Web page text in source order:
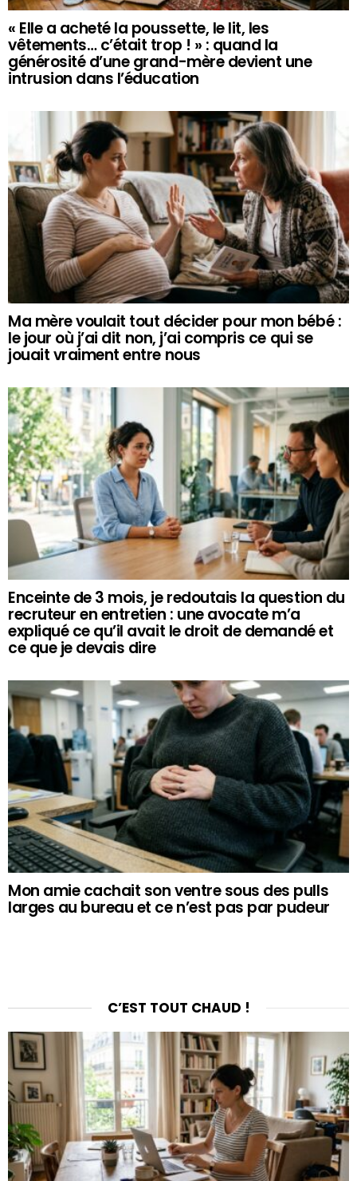
« Elle a acheté la poussette, le lit, les
vêtements… c’était trop ! » : quand la
générosité d’une grand-mère devient une
intrusion dans l’éducation
Ma mère voulait tout décider pour mon bébé :
le jour où j’ai dit non, j’ai compris ce qui se
jouait vraiment entre nous
Enceinte de 3 mois, je redoutais la question du
recruteur en entretien : une avocate m’a
expliqué ce qu’il avait le droit de demandé et
ce que je devais dire
Mon amie cachait son ventre sous des pulls
larges au bureau et ce n’est pas par pudeur
C’EST TOUT CHAUD !